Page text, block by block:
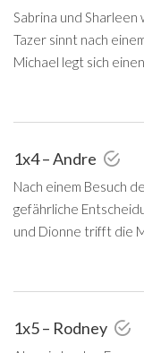
Sabrina und Sharleen
Tazer sinnt nach
Michael legt sich
1x4 – Andre
Nach einem Besuch
gefährliche
und Dionne trifft die
1x5 – Rodney